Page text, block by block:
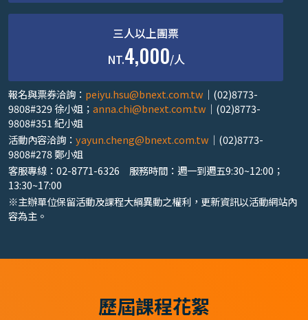
三人以上團票
NT.4,000/人
報名與票券洽詢： peiyu.hsu@bnext.com.tw ｜(02)8773-
9808#329 徐小姐； anna.chi@bnext.com.tw ｜(02)8773-
9808#351 紀小姐
活動內容洽詢： yayun.cheng@bnext.com.tw ｜(02)8773-
9808#278 鄭小姐
客服專線：02-8771-6326 服務時間：週一到週五9:30~12:00；
13:30~17:00
※主辦單位保留活動及課程大綱異動之權利，更新資訊以活動網站內
容為主。
歷屆課程花絮